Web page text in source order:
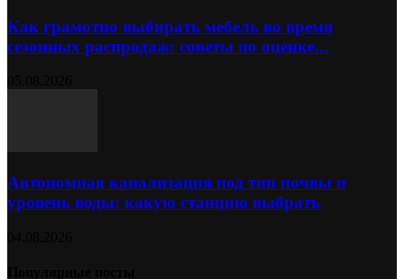
Как грамотно выбирать мебель во время
сезонных распродаж: советы по оценке...
Автономная канализация под тип почвы и
уровень воды: какую станцию выбрать